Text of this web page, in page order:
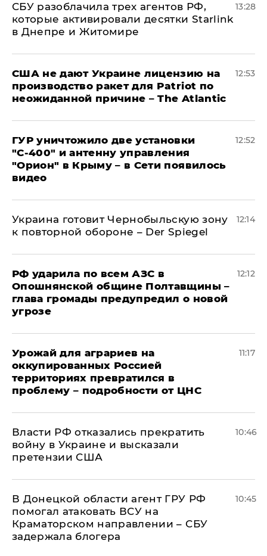
СБУ разоблачила трех агентов РФ,
которые активировали десятки Starlink
в Днепре и Житомире
13:28
США не дают Украине лицензию на
производство ракет для Patriot по
неожиданной причине – The Atlantic
12:53
ГУР уничтожило две установки
"С‑400" и антенну управления
"Орион" в Крыму – в Сети появилось
видео
12:52
Украина готовит Чернобыльскую зону
к повторной обороне – Der Spiegel
12:14
РФ ударила по всем АЗС в
Опошнянской общине Полтавщины –
глава громады предупредил о новой
угрозе
12:12
Урожай для аграриев на
оккупированных Россией
территориях превратился в
проблему – подробности от ЦНС
11:17
Власти РФ отказались прекратить
войну в Украине и высказали
претензии США
10:46
В Донецкой области агент ГРУ РФ
помогал атаковать ВСУ на
Краматорском направлении – СБУ
задержала блогера
10:45